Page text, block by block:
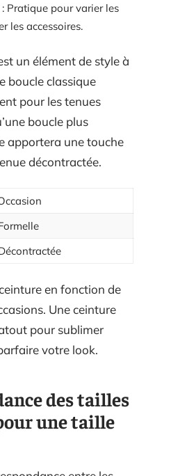
: Pratique pour varier les
les accessoires.
un élément de style à
boucle classique
pour les tenues
boucle plus
apportera une touche
décontractée.
en fonction de
Une ceinture
pour sublimer
votre look.
des tailles
une taille